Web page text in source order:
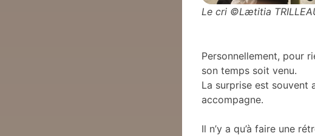
Le cri ©Lætitia
Personnellement, pour
son temps soit venu.
La surprise est souvent
accompagne.
Il n’y a qu’à faire une